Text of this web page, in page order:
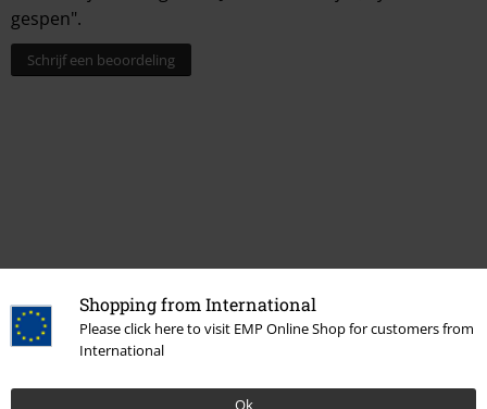
Shopping from International
Please click here to visit EMP Online Shop for customers from
International
Ok
gespen".
Schrijf een beoordeling
Laatst bezocht